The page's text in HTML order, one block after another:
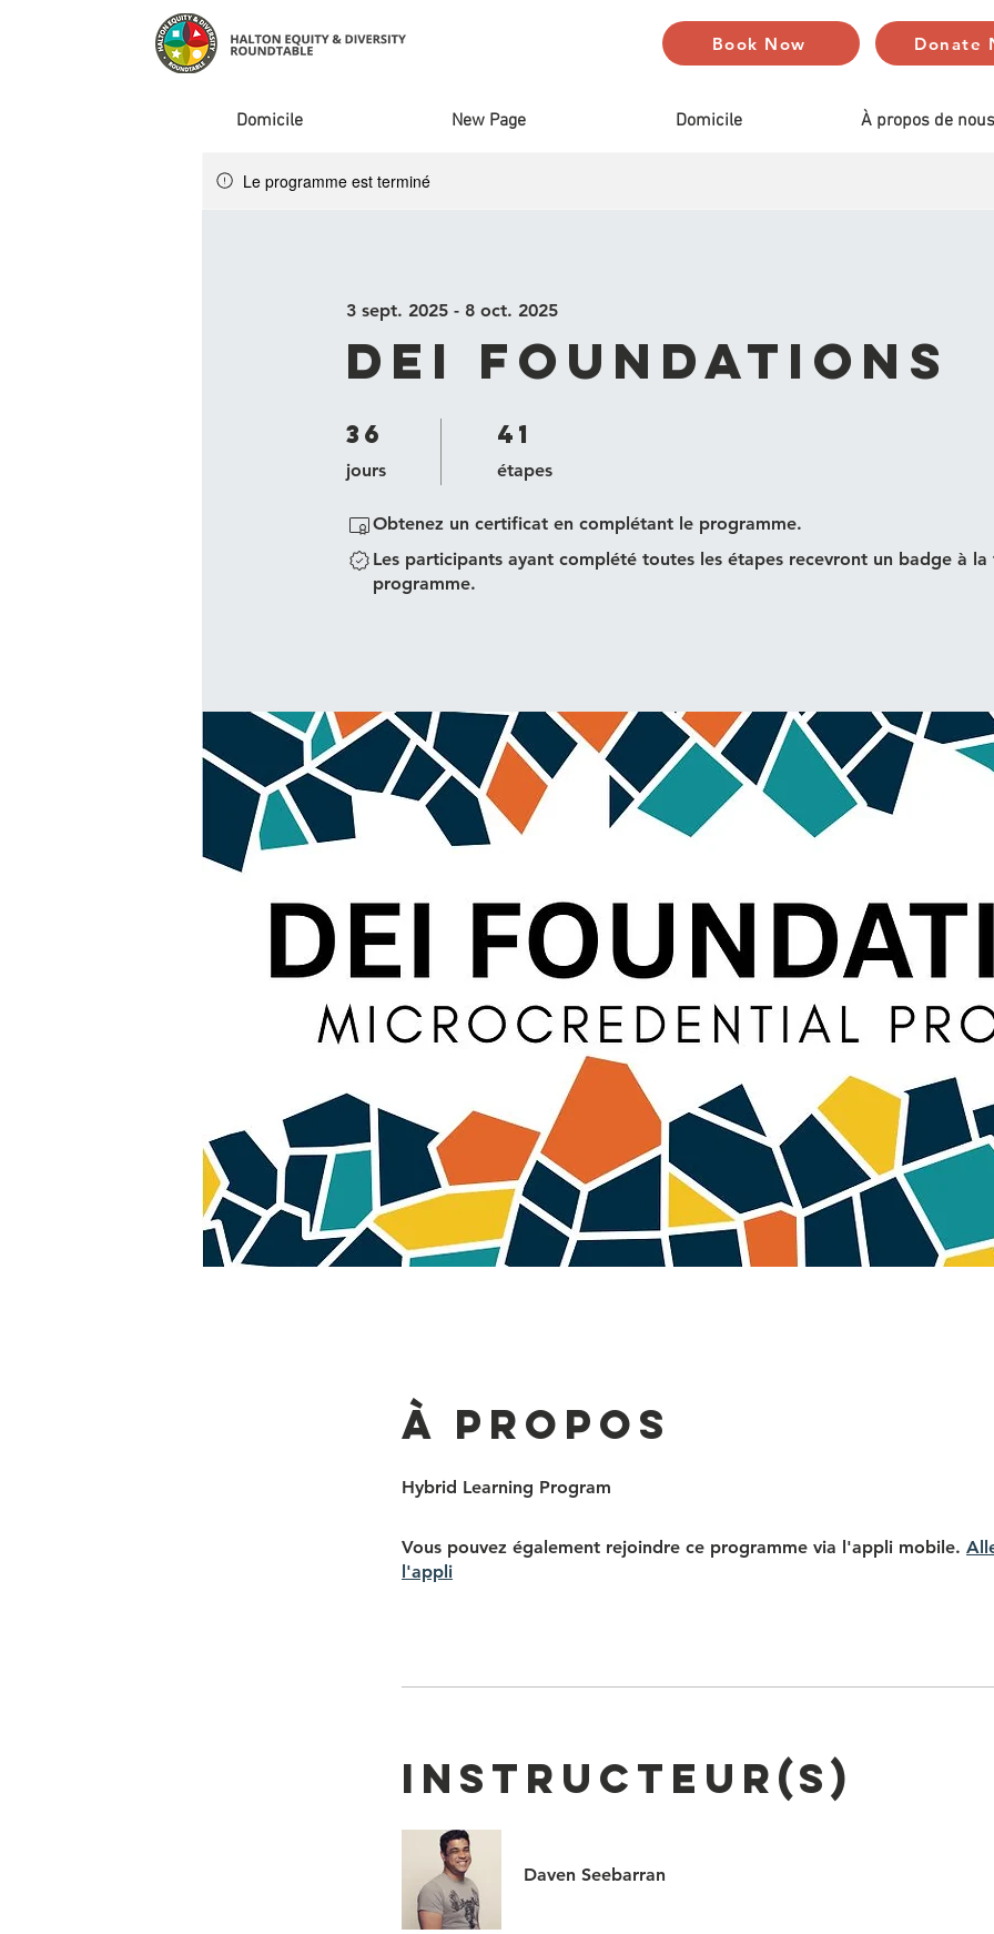
Book Now Donate
Domicile New Page Domicile À propos de nous
Le programme est terminé
DEI Foundations
3 sept. 2025 - 8 oct. 2025
36
jours
36 jours 41
étapes
41 étapes
Obtenez un certificat en complétant le programme.
Les participants ayant complété toutes les étapes recevront un badge à la
programme.
À propos
Hybrid Learning Program
Vous pouvez également rejoindre ce programme via l'appli mobile.
l'appli
Instructeur(s)
Daven Seebarran